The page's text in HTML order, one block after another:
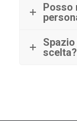
Posso
scelta?